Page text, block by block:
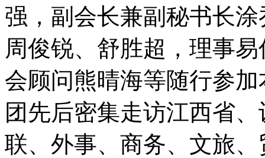
强，副会长兼副秘书长
周俊锐、舒胜超，理事
会顾问熊晴海等随行参
团先后密集走访江西省
联、外事、商务、文旅